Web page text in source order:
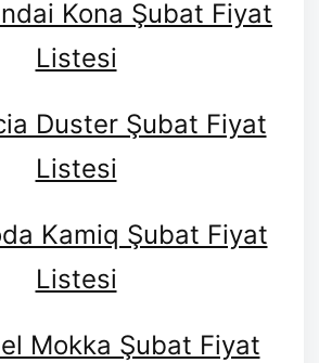
Kona Şubat Fiyat
Listesi
Duster Şubat Fiyat
Listesi
Kamiq Şubat Fiyat
Listesi
Mokka Şubat Fiyat